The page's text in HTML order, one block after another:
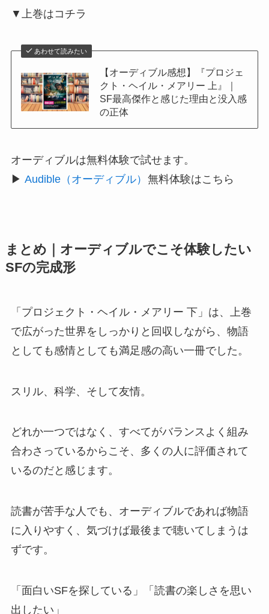
▼上巻はコチラ
あわせて読みたい
【オーディブル感想】『プロジェ
クト・ヘイル・メアリー 上』｜
SF最高傑作と感じた理由と没入感
の正体
オーディブルは無料体験で試せます。
▶ Audible（オーディブル） 無料体験はこちら
まとめ｜オーディブルでこそ体験したい
SFの完成形
「プロジェクト・ヘイル・メアリー 下」は、上巻
で広がった世界をしっかりと回収しながら、物語
としても感情としても満足感の高い一冊でした。
スリル、科学、そして友情。
どれか一つではなく、すべてがバランスよく組み
合わさっているからこそ、多くの人に評価されて
いるのだと感じます。
読書が苦手な人でも、オーディブルであれば物語
に入りやすく、気づけば最後まで聴いてしまうは
ずです。
「面白いSFを探している」「読書の楽しさを思い
出したい」